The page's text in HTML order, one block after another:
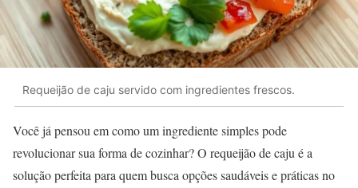
Requeijão de caju servido com ingredientes frescos.
Você já pensou em como um ingrediente simples pode
revolucionar sua forma de cozinhar? O requeijão de caju é a
solução perfeita para quem busca opções saudáveis e práticas no